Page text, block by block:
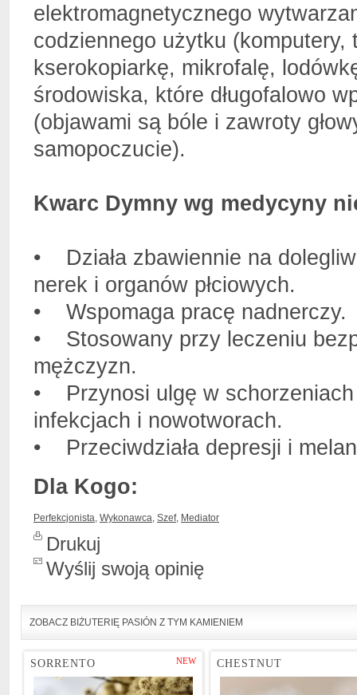
elektromagnetycznego
codziennego użytku
kserokopiarkę, mikrofalę,
środowiska, które długofalowo
(objawami są bóle i zawroty
samopoczucie).
Kwarc Dymny wg medycyny
• Działa zbawiennie na
nerek i organów płciowych.
• Wspomaga pracę nadnerczy.
• Stosowany przy leczeniu
mężczyzn.
• Przynosi ulgę w
infekcjach i nowotworach.
• Przeciwdziała depresji i
Dla Kogo:
Perfekcjonista, Wykonawca, Szef, Mediator
Drukuj
Wyślij swoją opinię
ZOBACZ BIŻUTERIĘ PASIÓN Z TYM KAMIENIEM
SORRENTO NEW CHESTNUT